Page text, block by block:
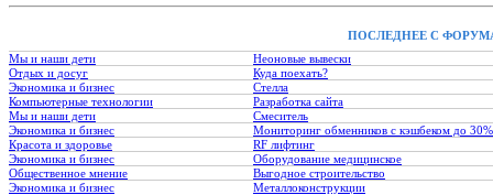
ПОСЛЕДНЕЕ С
Мы и наши дети
Неоновые вывески
Отдых и досуг
Куда поехать?
Экономика и бизнес
Стелла
Компьютерные технологии
Разработка сайта
Мы и наши дети
Смеситель
Экономика и бизнес
Мониторинг обменников с кэшбеком до 30%
Красота и здоровье
RF лифтинг
Экономика и бизнес
Оборудование медицинское
Общественное мнение
Выгодное строительство
Экономика и бизнес
Металлоконструкции